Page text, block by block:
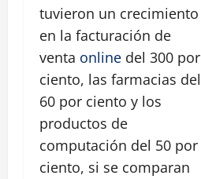
tuvieron un crecimiento
en la facturación de
venta online del 300 por
ciento, las farmacias del
60 por ciento y los
productos de
computación del 50 por
ciento, si se comparan